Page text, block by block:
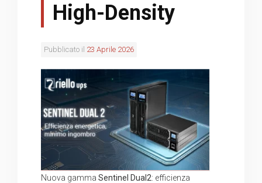
High-Density
Pubblicato il 23 Aprile 2026
Nuova gamma Sentinel Dual2: efficienza